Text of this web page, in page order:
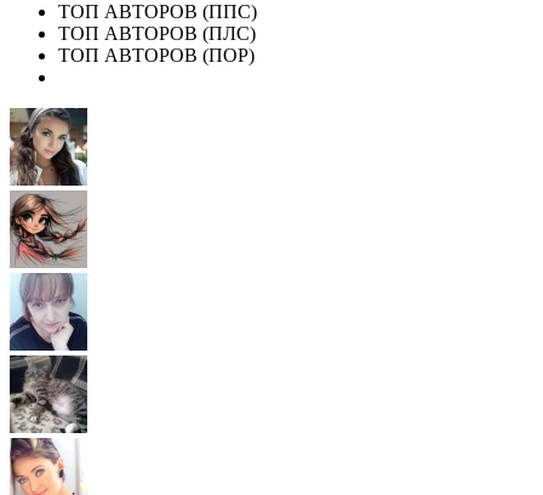
ТОП АВТОРОВ (ППС)
ТОП АВТОРОВ (ПЛС)
ТОП АВТОРОВ (ПОР)